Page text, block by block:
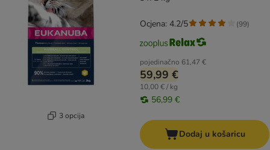
3 opcija
pojedinačno 61,47 €
59,99 €
10,00 € / kg
56,99 €
Ocjena: 4.2/5 (99)
Dodaj u košaricu